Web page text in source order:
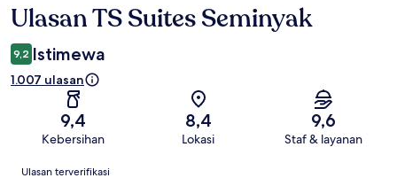
Ulasan
Ulasan TS Suites Seminyak
9,2 Istimewa
1.007 ulasan
9,4
Kebersihan
8,4
Lokasi
9,6
Staf & layanan
Ulasan
Ulasan terverifikasi